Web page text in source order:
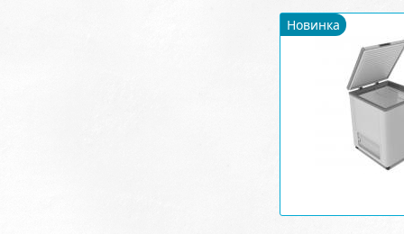
Новинка